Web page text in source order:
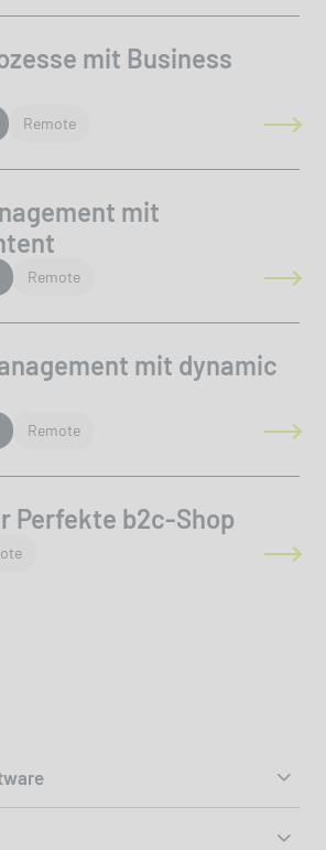
mit Business
Remote
mit
Remote
mit dynamic
Remote
Perfekte b2c-Shop